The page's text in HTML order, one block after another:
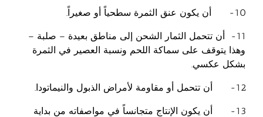
10- أن يكون عنق الثمرة سطحياً أو صغيراً.
11- أن تتحمل الثمار الشحن إلى مناطق بعيدة – صلبة –
وهذا يتوقف على سماكة اللحم ونسبة العصير في الثمرة
بشكل عكسي.
12- أن تتحمل أو مقاومة لأمراض الذبول والنيماتودا.
13- أن يكون الإنتاج متجانساً في مواصفاته من بداية